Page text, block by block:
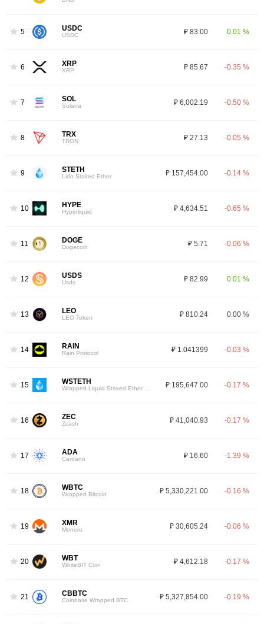
5 USDC
USDC ₽ 83.00 0.01 %
6 XRP
XRP ₽ 85.67 -0.35 %
7 SOL
Solana ₽ 6,002.19 -0.50 %
8 TRX
TRON ₽ 27.13 -0.05 %
9 STETH
Lido Staked Ether ₽ 157,454.00 -0.14 %
10 HYPE
Hyperliquid ₽ 4,634.51 -0.65 %
11 DOGE
Dogecoin ₽ 5.71 -0.06 %
12 USDS
Usds ₽ 82.99 0.01 %
13 LEO
LEO Token ₽ 810.24 0.00 %
14 RAIN
Rain Protocol ₽ 1.041399 -0.03 %
15 WSTETH
Wrapped Liquid Staked Ether 2.0 ₽ 195,647.00 -0.17 %
16 ZEC
Zcash ₽ 41,040.93 -0.17 %
17 ADA
Cardano ₽ 16.60 -1.39 %
18 WBTC
Wrapped Bitcoin ₽ 5,330,221.00 -0.16 %
19 XMR
Monero ₽ 30,605.24 -0.06 %
20 WBT
WhiteBIT Coin ₽ 4,612.18 -0.17 %
21 CBBTC
Coinbase Wrapped BTC ₽ 5,327,854.00 -0.19 %